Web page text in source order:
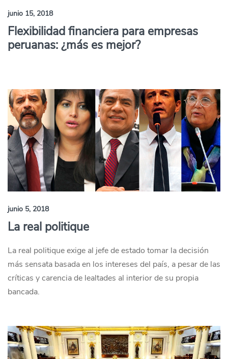
junio 15, 2018
Flexibilidad financiera para empresas
peruanas: ¿más es mejor?
junio 5, 2018
La real politique
La real politique exige al jefe de estado tomar la decisión
más sensata basada en los intereses del país, a pesar de las
críticas y carencia de lealtades al interior de su propia
bancada.